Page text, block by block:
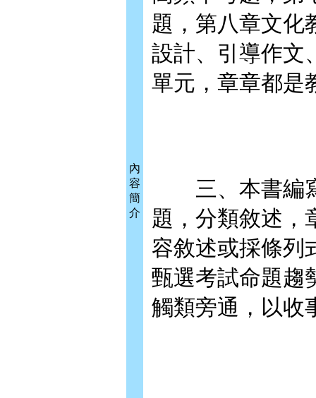
內
容
簡
介
題，第八章文化
設計、引導作文
單元，章章都是
三、本書編寫
題，分類敘述，
容敘述或採條列
甄選考試命題趨
觸類旁通，以收